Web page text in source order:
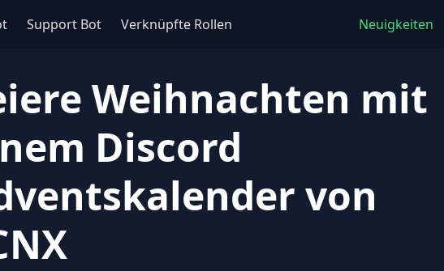
Support Bot Verknüpfte Rollen Neuigkeiten
Weihnachten mit
Discord
von